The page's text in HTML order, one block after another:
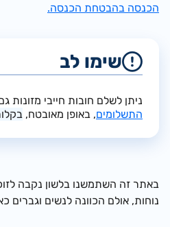
הכנסה בהבטחת הכנסה.
שימו לב
ניתן לשלם חובות חייבי מזונות
התשלומים, באופן מאובטח,בקלות
באתר זה השתמשנו בלשון נקבה
נוחות, אולם הכוונה לנשים וגברים